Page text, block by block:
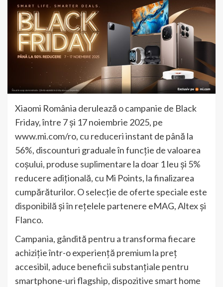
Xiaomi România derulează o campanie de Black
Friday, între 7 și 17 noiembrie 2025, pe
www.mi.com/ro, cu reduceri instant de până la
56%, discounturi graduale în funcție de valoarea
coșului, produse suplimentare la doar 1 leu și 5%
reducere adițională, cu Mi Points, la finalizarea
cumpărăturilor. O selecție de oferte speciale este
disponibilă și în rețelele partenere eMAG, Altex și
Flanco.
Campania, gândită pentru a transforma fiecare
achiziție într-o experiență premium la preț
accesibil, aduce beneficii substanțiale pentru
smartphone-uri flagship, dispozitive smart home